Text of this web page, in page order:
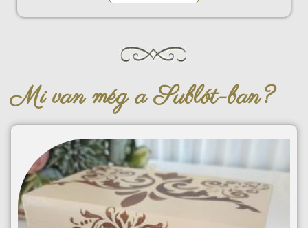
Mi van még a Sublót-ban?